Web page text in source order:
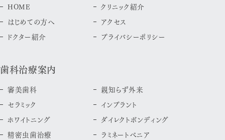
HOME
はじめての方へ
ドクター紹介
クリニック紹介
アクセス
プライバシーポリシー
歯科治療案内
審美歯科
セラミック
ホワイトニング
精密虫歯治療
親知らず外来
インプラント
ダイレクトボンディング
ラミネートべニア